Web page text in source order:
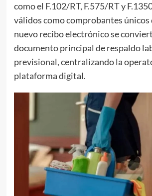
como el F.102/RT, F.575/RT y
válidos como comprobantes únicos
nuevo recibo electrónico se
documento principal de respaldo
previsional, centralizando la
plataforma digital.